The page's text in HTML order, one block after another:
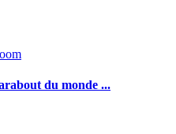
du monde ...